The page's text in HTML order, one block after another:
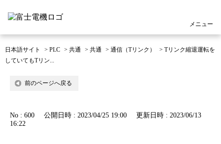
メニュー
日本語サイト > PLC > 共通 > 共通 > 通信（Tリンク） > Tリンク縮退運転を
していてもTリン...
前のページへ戻る
No : 600 公開日時 : 2023/04/25 19:00
更新日時 : 2023/06/13
16:22